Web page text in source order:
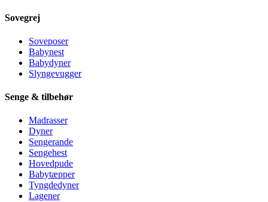
Sovegrej
Soveposer
Babynest
Babydyner
Slyngevugger
Senge & tilbehør
Madrasser
Dyner
Sengerande
Sengehest
Hovedpude
Babytæpper
Tyngdedyner
Lagener